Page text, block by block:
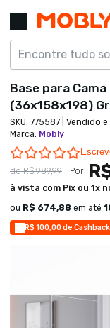
R$ 100,00 de
Base para
(36x158x198)
SKU: 775587 | Vendido
Marca: Mobly
0.0
deR$ 989,99 Por
à vista com Pix ou 1x
ou R$ 674,88 em até